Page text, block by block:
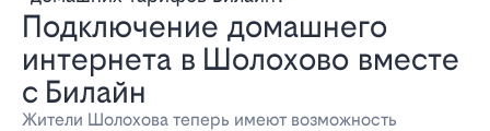
Подключение домашнего
интернета в Шолохово вместе
с Билайн
Жители Шолохова теперь имеют возможность